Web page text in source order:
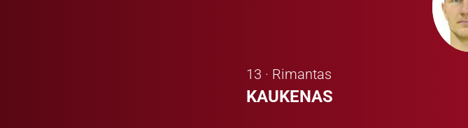
13 · Rimantas
KAUKENAS